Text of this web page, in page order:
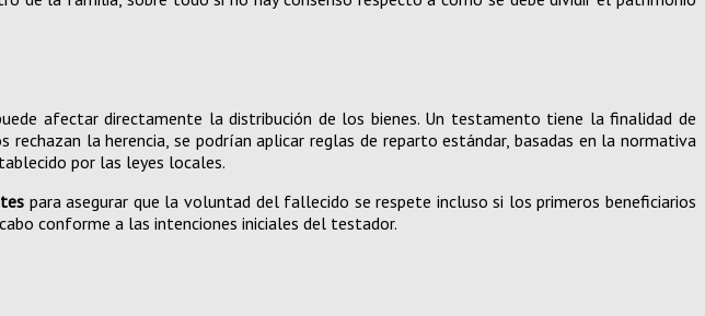
afectar directamente la distribución de los bienes. Un testamento tiene la finalidad de
la herencia, se podrían aplicar reglas de reparto estándar, basadas en la normativa
por las leyes locales.
para asegurar que la voluntad del fallecido se respete incluso si los primeros beneficiarios
conforme a las intenciones iniciales del testador.